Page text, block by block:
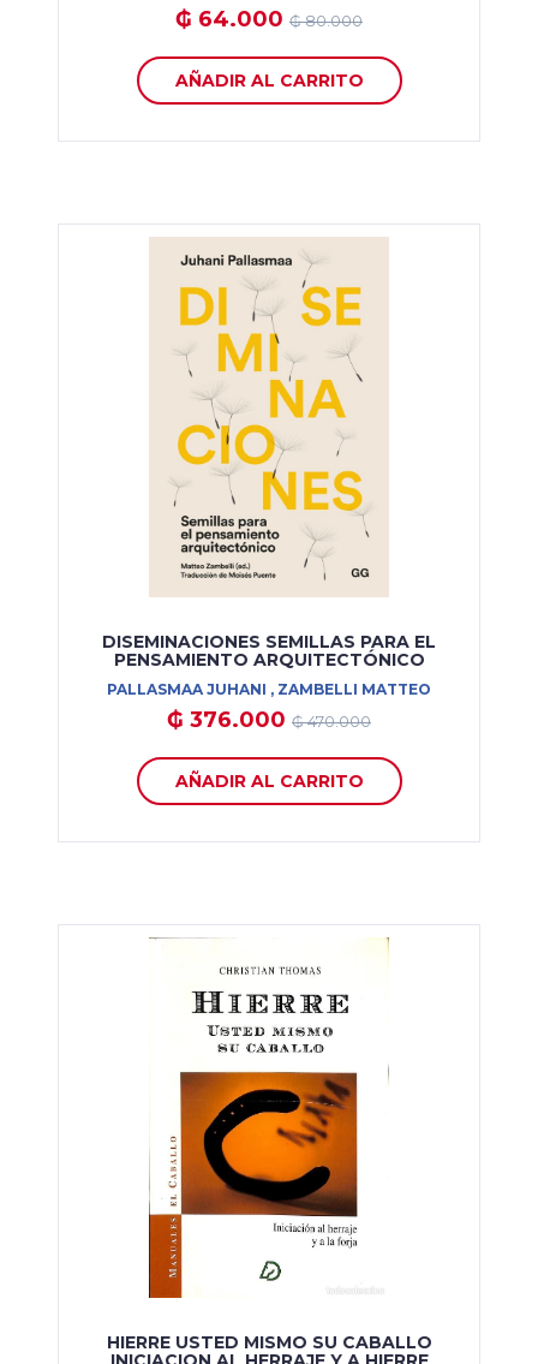
₲ 64.000 ₲ 80.000
AÑADIR AL CARRITO
DISEMINACIONES SEMILLAS PARA EL
PENSAMIENTO ARQUITECTÓNICO
PALLASMAA JUHANI , ZAMBELLI MATTEO
₲ 376.000 ₲ 470.000
AÑADIR AL CARRITO
HIERRE USTED MISMO SU CABALLO